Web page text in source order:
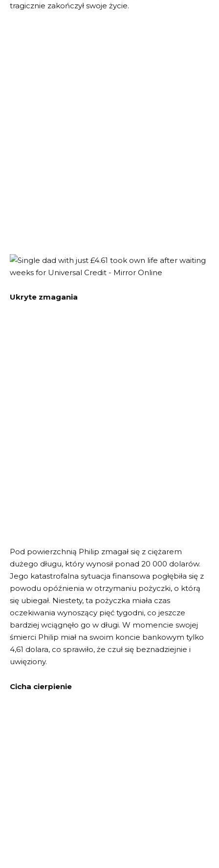
tragicznie zakończył swoje życie.
Ukryte zmagania
Pod powierzchnią Philip zmagał się z ciężarem
dużego długu, który wynosił ponad 20 000 dolarów.
Jego katastrofalna sytuacja finansowa pogłębiła się z
powodu opóźnienia w otrzymaniu pożyczki, o którą
się ubiegał. Niestety, ta pożyczka miała czas
oczekiwania wynoszący pięć tygodni, co jeszcze
bardziej wciągnęło go w długi. W momencie swojej
śmierci Philip miał na swoim koncie bankowym tylko
4,61 dolara, co sprawiło, że czuł się beznadziejnie i
uwięziony.
Cicha cierpienie